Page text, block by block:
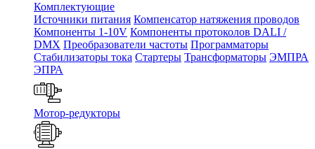
Комплектующие
Источники питания Компенсатор натяжения проводов
Компоненты 1-10V Компоненты протоколов DALI /
DMX Преобразователи частоты Программаторы
Стабилизаторы тока Стартеры Трансформаторы ЭМПРА
ЭПРА
Мотор-редукторы